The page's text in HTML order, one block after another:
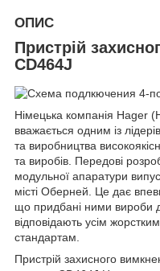
ОПИС
Пристрій
CD464J
Німецька компанія Hager
вважається одним із
та виробництва
та виробів. Передові
модульної апаратури
місті Оберней. Це дає
що придбані ними вироби
відповідають усім
стандартам.
Пристрій захисного